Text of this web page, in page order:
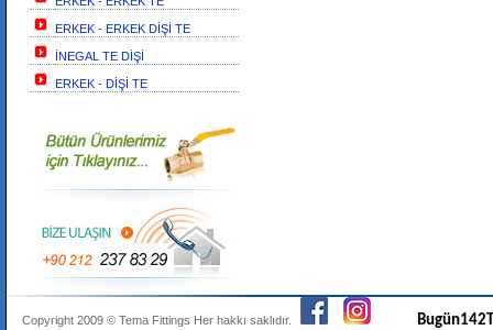
ERKEK - ERKEK DİŞİ TE
İNEGAL TE DİŞİ
ERKEK - DİŞİ TE
Copyright 2009 © Tema Fittings Her hakkı saklıdır.
Bugün142